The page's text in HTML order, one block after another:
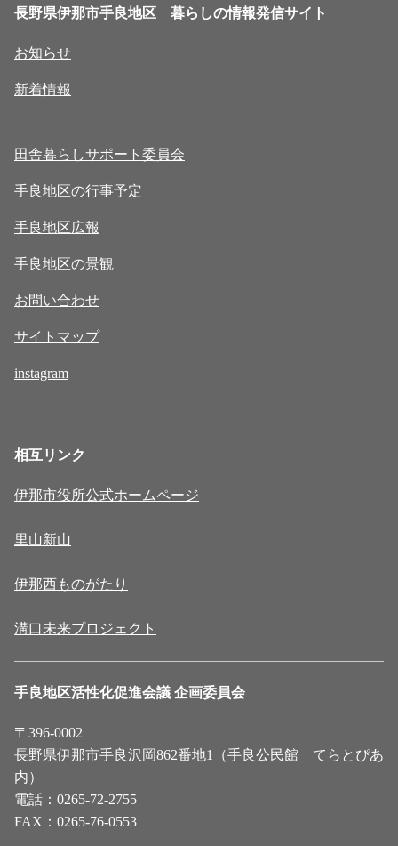
長野県伊那市手良地区 暮らしの情報発信サイト
お知らせ
新着情報
田舎暮らしサポート委員会
手良地区の行事予定
手良地区広報
手良地区の景観
お問い合わせ
サイトマップ
instagram
相互リンク
伊那市役所公式ホームページ
里山新山
伊那西ものがたり
溝口未来プロジェクト
手良地区活性化促進会議 企画委員会
〒396-0002
長野県伊那市手良沢岡862番地1（手良公民館 てらとぴあ
内）
電話：0265-72-2755
FAX：0265-76-0553